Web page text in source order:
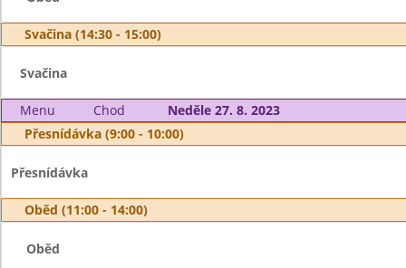
Svačina (14:30 - 15:00)
Svačina
Menu Chod
Neděle 27. 8. 2023
Přesnídávka (9:00 - 10:00)
Přesnídávka
Oběd (11:00 - 14:00)
Oběd